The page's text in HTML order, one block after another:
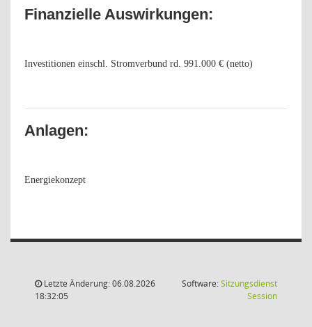
Finanzielle Auswirkungen:
Investitionen einschl. Stromverbund rd. 991.000 € (netto)
Anlagen:
Energiekonzept
Letzte Änderung: 06.08.2026
18:32:05
Software:Sitzungsdienst
Session(Wird in